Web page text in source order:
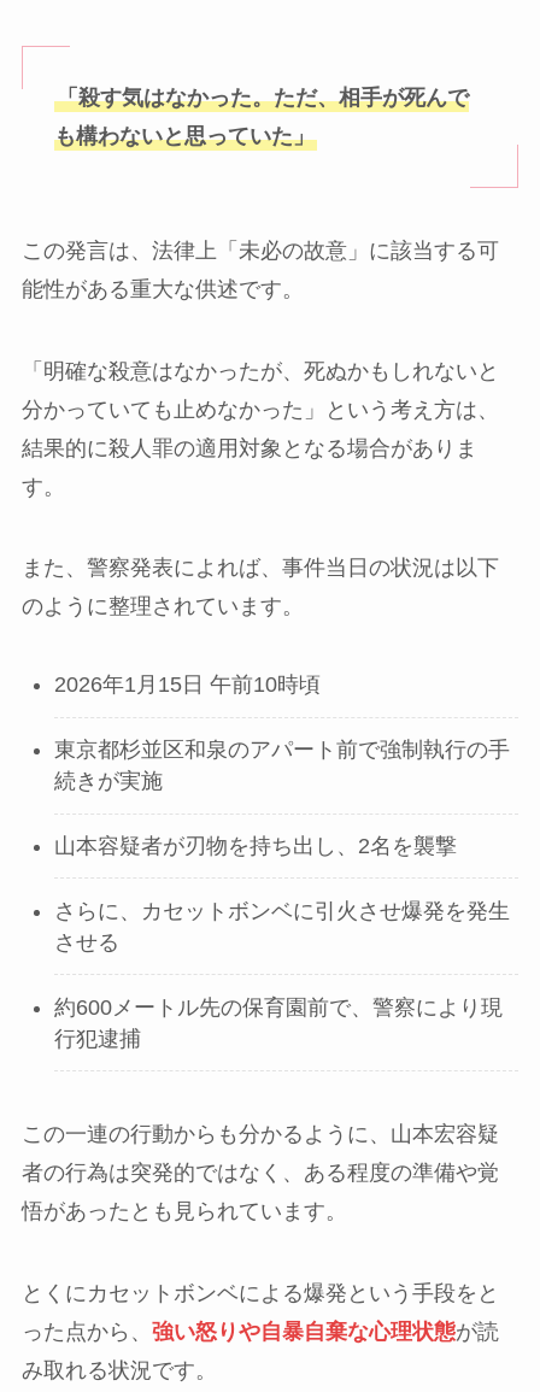
「殺す気はなかった。ただ、相手が死んで
も構わないと思っていた」
この発言は、法律上「未必の故意」に該当する可
能性がある重大な供述です。
「明確な殺意はなかったが、死ぬかもしれないと
分かっていても止めなかった」という考え方は、
結果的に殺人罪の適用対象となる場合がありま
す。
また、警察発表によれば、事件当日の状況は以下
のように整理されています。
2026年1月15日 午前10時頃
東京都杉並区和泉のアパート前で強制執行の手
続きが実施
山本容疑者が刃物を持ち出し、2名を襲撃
さらに、カセットボンベに引火させ爆発を発生
させる
約600メートル先の保育園前で、警察により現
行犯逮捕
この一連の行動からも分かるように、山本宏容疑
者の行為は突発的ではなく、ある程度の準備や覚
悟があったとも見られています。
とくにカセットボンベによる爆発という手段をと
った点から、 強い怒りや自暴自棄な心理状態が読
み取れる状況です。